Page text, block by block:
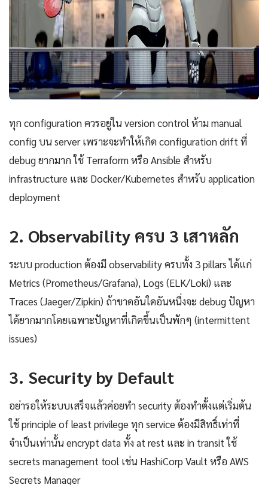
ทุก configuration ควรอยู่ใน version control ห้าม manual
config บน server เพราะจะทำให้เกิด configuration drift ที่
debug ยากมาก ใช้ Terraform หรือ Ansible สำหรับ
infrastructure และ Docker/Kubernetes สำหรับ application
deployment
2. Observability ครบ 3 เสาหลัก
ระบบ production ต้องมี observability ครบทั้ง 3 pillars ได้แก่
Metrics (Prometheus/Grafana), Logs (ELK/Loki) และ
Traces (Jaeger/Zipkin) ถ้าขาดอันใดอันหนึ่งจะ debug ปัญหา
ได้ยากมากโดยเฉพาะปัญหาที่เกิดขึ้นเป็นพักๆ (intermittent
issues)
3. Security by Default
อย่ารอให้ระบบเสร็จแล้วค่อยทำ security ต้องทำตั้งแต่เริ่มต้น
ใช้ principle of least privilege ทุก service ต้องมีสิทธิ์เท่าที่
จำเป็นเท่านั้น encrypt data ทั้ง at rest และ in transit ใช้
secrets management tool เช่น HashiCorp Vault หรือ AWS
Secrets Manager